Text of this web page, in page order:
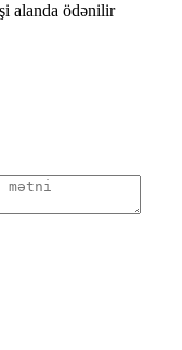
alanda ödənilir